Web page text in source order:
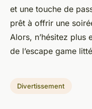
et une touche de
prêt à offrir une
Alors, n’hésitez plus
de l’escape game
Divertissement